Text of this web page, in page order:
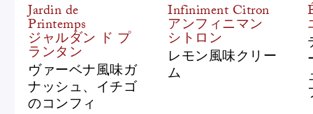
Jardin de
Printemps
ジャルダン ド プ
ランタン
ヴァーベナ風味ガ
ナッシュ、イチゴ
のコンフィ
Infiniment Citron
アンフィニマン
シトロン
レモン風味クリー
ム